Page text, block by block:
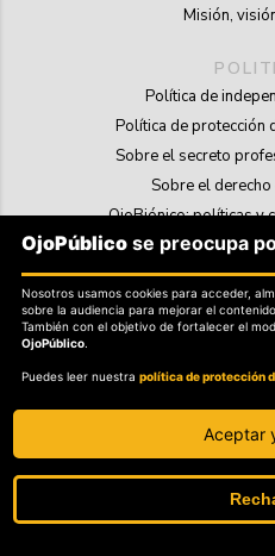
Misión,
Política de
Política de protección
Sobre el secreto
Sobre el derecho
OjoBiónico: políticas y
Sobre libertad de información
La Tienda
OjoPúblico se preocupa
Nosotros usamos cookies para acceder,
sobre la audiencia para mejorar el
También con el objetivo de fortalecer el
OjoPúblico.
Puedes leer nuestrapolítica de protección
Aceptar